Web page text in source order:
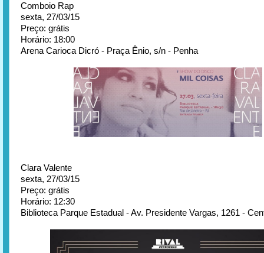
Comboio Rap
sexta, 27/03/15
Preço: grátis
Horário: 18:00
Arena Carioca Dicró - Praça Ênio, s/n - Penha
Clara Valente
sexta, 27/03/15
Preço: grátis
Horário: 12:30
Biblioteca Parque Estadual - Av. Presidente Vargas, 1261 -